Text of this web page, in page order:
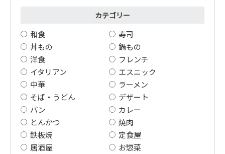
カテゴリー
和食
寿司
丼もの
鍋もの
洋食
フレンチ
イタリアン
エスニック
中華
ラーメン
そば・うどん
デザート
パン
カレー
とんかつ
焼肉
鉄板焼
定食屋
居酒屋
お惣菜